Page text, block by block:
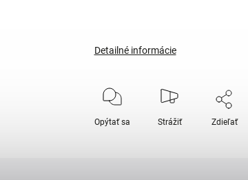
Detailné informácie
Opýtať sa Strážiť Zdieľať